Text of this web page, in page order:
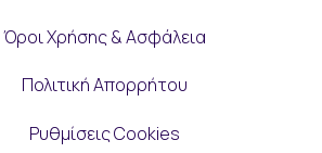
Όροι Χρήσης & Ασφάλεια
Πολιτική Απορρήτου
Ρυθμίσεις Cookies